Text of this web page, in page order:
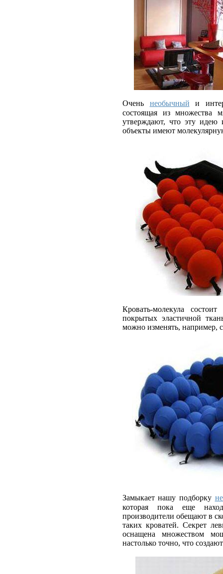
Очень необычный и
состоящая из множества
утверждают, что эту идею
объекты имеют
Кровать-молекула
покрытых эластичной
можно изменять, например,
Замыкает нашу подборку
которая пока еще
производители обещают в
таких кроватей. Секрет
оснащена множеством
настолько точно, что